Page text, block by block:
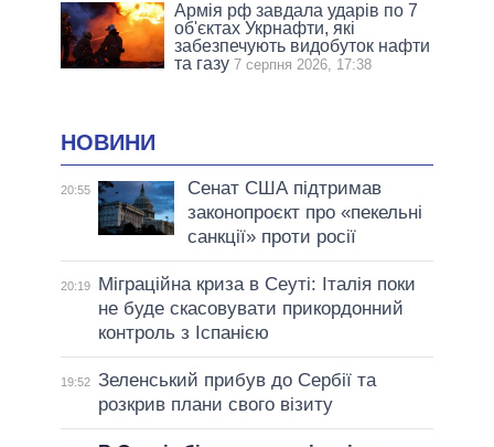
Армія рф завдала ударів по 7
об'єктах Укрнафти, які
забезпечують видобуток нафти
та газу 7 серпня 2026, 17:38
НОВИНИ
20:55
Сенат США підтримав
законопроєкт про «пекельні
санкції» проти росії
20:19
Міграційна криза в Сеуті: Італія поки
не буде скасовувати прикордонний
контроль з Іспанією
19:52 Зеленський прибув до Сербії та
розкрив плани свого візиту